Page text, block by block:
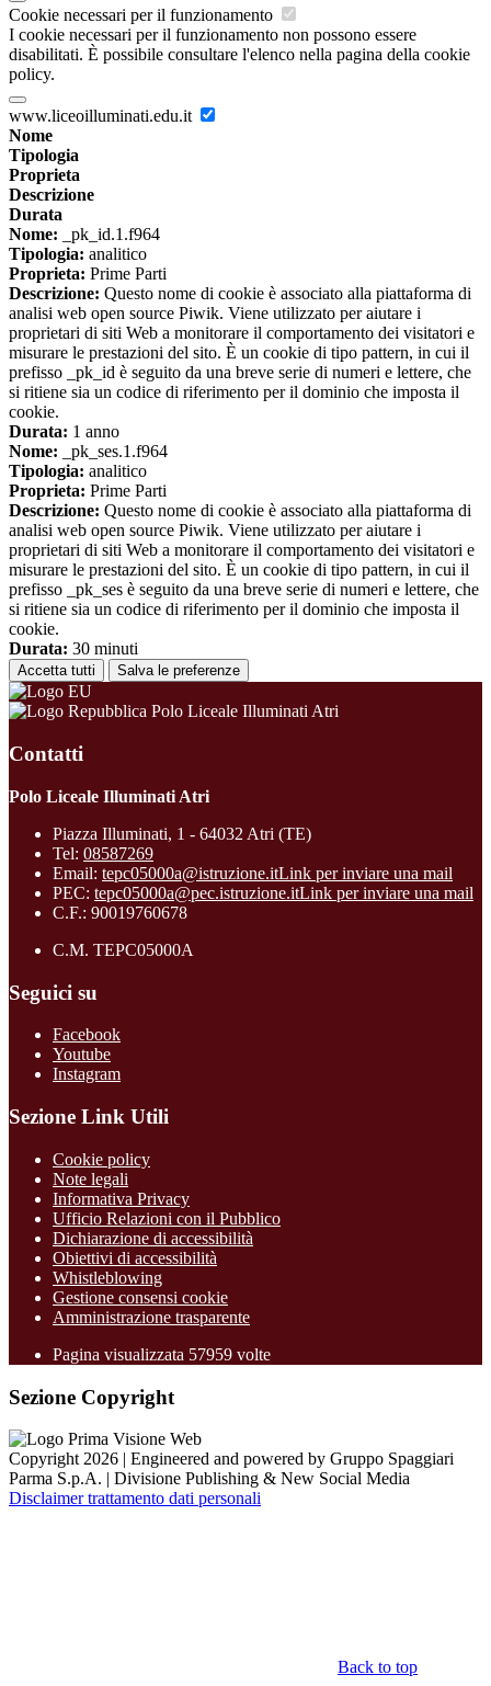
Cookie necessari per il funzionamento
I cookie necessari per il funzionamento non possono essere
disabilitati. È possibile consultare l'elenco nella pagina della cookie
policy.
www.liceoilluminati.edu.it
Nome
Tipologia
Proprieta
Descrizione
Durata
Nome: _pk_id.1.f964
Tipologia: analitico
Proprieta: Prime Parti
Descrizione: Questo nome di cookie è associato alla piattaforma di
analisi web open source Piwik. Viene utilizzato per aiutare i
proprietari di siti Web a monitorare il comportamento dei visitatori e
misurare le prestazioni del sito. È un cookie di tipo pattern, in cui il
prefisso _pk_id è seguito da una breve serie di numeri e lettere, che
si ritiene sia un codice di riferimento per il dominio che imposta il
cookie.
Durata: 1 anno
Nome: _pk_ses.1.f964
Tipologia: analitico
Proprieta: Prime Parti
Descrizione: Questo nome di cookie è associato alla piattaforma di
analisi web open source Piwik. Viene utilizzato per aiutare i
proprietari di siti Web a monitorare il comportamento dei visitatori e
misurare le prestazioni del sito. È un cookie di tipo pattern, in cui il
prefisso _pk_ses è seguito da una breve serie di numeri e lettere, che
si ritiene sia un codice di riferimento per il dominio che imposta il
cookie.
Durata: 30 minuti
Accetta tutti Salva le preferenze
Polo Liceale Illuminati Atri
Contatti
Polo Liceale Illuminati Atri
Piazza Illuminati, 1 - 64032 Atri (TE)
Tel: 08587269
Email: tepc05000a@istruzione.itLink per inviare una mail
PEC: tepc05000a@pec.istruzione.itLink per inviare una mail
C.F.: 90019760678
C.M. TEPC05000A
Seguici su
Facebook
Youtube
Instagram
Sezione Link Utili
Cookie policy
Note legali
Informativa Privacy
Ufficio Relazioni con il Pubblico
Dichiarazione di accessibilità
Obiettivi di accessibilità
Whistleblowing
Gestione consensi cookie
Amministrazione trasparente
Pagina visualizzata 57959 volte
Sezione Copyright
Copyright 2026 | Engineered and powered by Gruppo Spaggiari
Parma S.p.A. | Divisione Publishing & New Social Media
Disclaimer trattamento dati personali
Back to top